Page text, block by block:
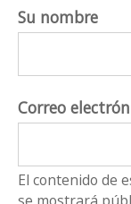
Su nombre
Correo
El contenido de